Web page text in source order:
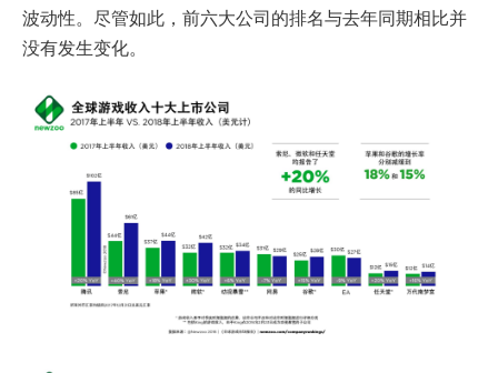
波动性。尽管如此，前六大公司的排名与去年同期相比并
没有发生变化。